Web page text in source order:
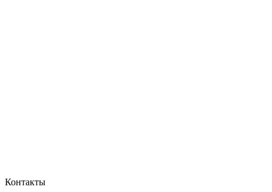
Контакты